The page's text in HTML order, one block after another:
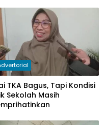
TKA Bagus, Tapi Kondisi
Sekolah Masih